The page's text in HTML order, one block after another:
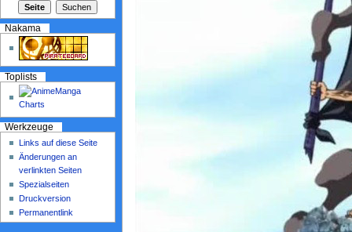
Nakama
Toplists
Werkzeuge
Links auf diese Seite
Änderungen an
verlinkten Seiten
Spezialseiten
Druckversion
Permanentlink